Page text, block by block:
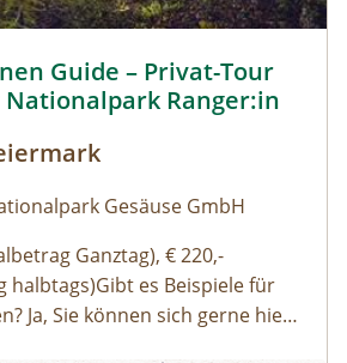
Seywald in den Stollen
September 2025
Guide – Privat-Tour
Ranger:in
Gesäuse GmbH
Ganztag), € 220,-
halbtags)Gibt es Beispiele für
Ja, Sie können sich gerne hier